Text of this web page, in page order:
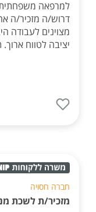
למרפאה משפחתית
דרוש/ה מזכיר/ה
מצוינים לעבודה
יציבה לטווח
חברה חסויה
מזכיר/ת לשכת